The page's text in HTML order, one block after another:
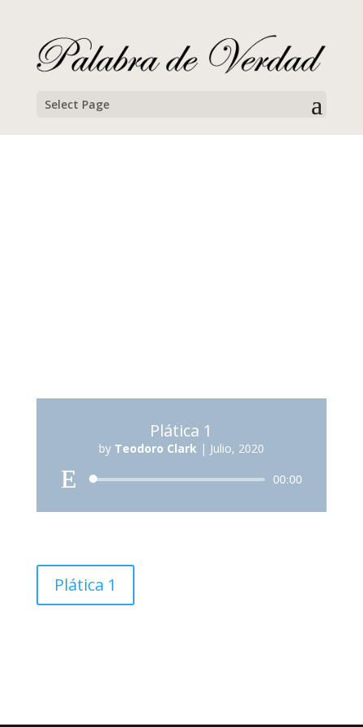
Select Page
Plática 1
by Teodoro Clark| Julio, 2020
Reproductor
audio
00:00
Plática 1